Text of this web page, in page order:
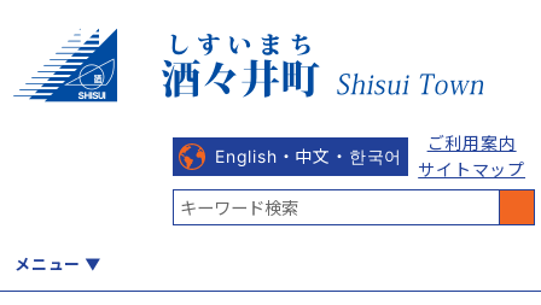
English・中文・한국어
ご利用案内
サイトマップ
メニュー